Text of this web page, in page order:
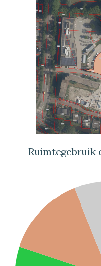
Ruimtegebruik